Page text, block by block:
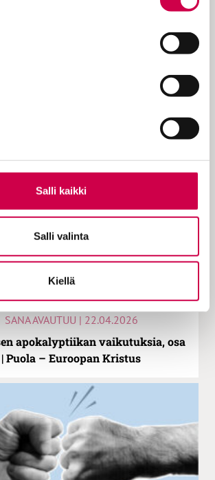
Salli kaikki
Salli valinta
Kiellä
Virittikö Jumala ihmisen ansan
SANA AVAUTUU | 22.04.2026
apokalyptiikan vaikutuksia, osa
Puola – Euroopan Kristus